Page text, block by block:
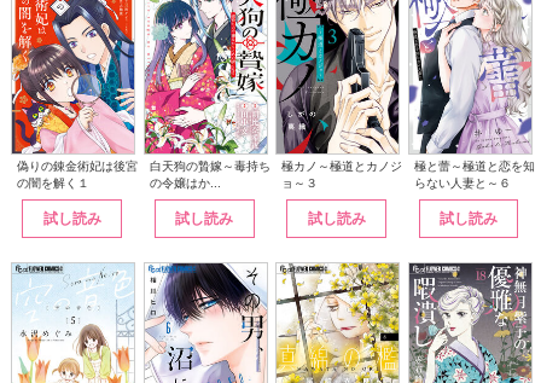
偽りの錬金術妃は後宮
の闇を解く１
試し読み
白天狗の贄嫁～毒持ち
の令嬢はか...
試し読み
極カノ～極道とカノジ
ョ～３
試し読み
極と蕾～極道と恋を知
らない人妻と～６
試し読み